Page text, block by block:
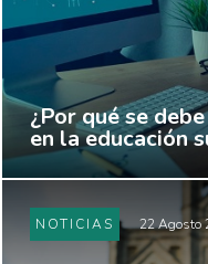
¿Por qué se
en la educación
NOTICIAS 22 Agosto